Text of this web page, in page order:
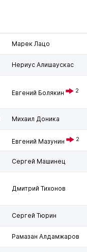
Марек Лацо
Нериус Алишаускас
Евгений Болякин 2
Михаил Доника
Евгений Мазунин 2
Сергей Машинец
Дмитрий Тихонов
Сергей Тюрин
Рамазан Алдамжаров